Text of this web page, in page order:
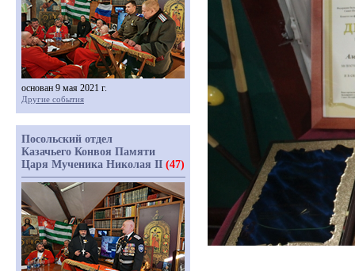
основан 9 мая 2021 г.
Другие события
Посольский отдел
Казачьего Конвоя Памяти
Царя Мученика Николая II (47)